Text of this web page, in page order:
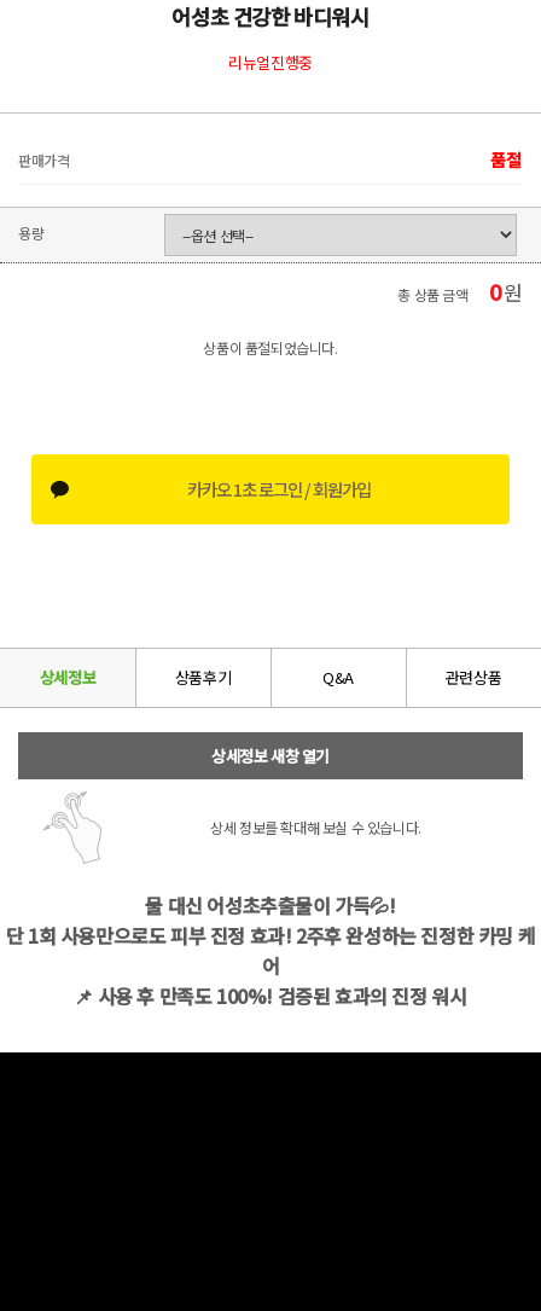
어성초 건강한 바디워시
리뉴얼진행중
판매가격 품절
용량
총 상품 금액 0원
상품이 품절되었습니다.
카카오 1초 로그인 / 회원가입
상세정보 상품후기 Q&A 관련상품
상세정보 새창 열기
상세 정보를 확대해 보실 수 있습니다.
물 대신 어성초추출물이 가득💦!
단 1회 사용만으로도 피부 진정 효과! 2주후 완성하는 진정한 카밍 케
어
📌 사용 후 만족도 100%! 검증된 효과의 진정 워시